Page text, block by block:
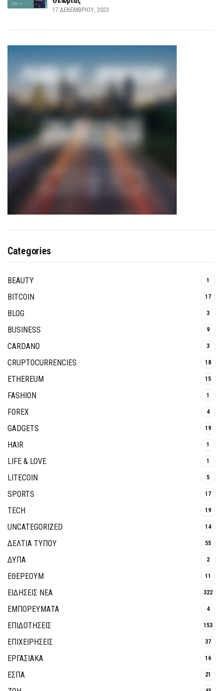
17 ΔΕΚΕΜΒΡΊΟΥ, 2023
Categories
BEAUTY 1
BITCOIN 17
BLOG 3
BUSINESS 9
CARDANO 3
CRUPTOCURRENCIES 18
ETHEREUM 15
FASHION 1
FOREX 4
GADGETS 19
HAIR 1
LIFE & LOVE 1
LITECOIN 5
SPORTS 17
TECH 19
UNCATEGORIZED 14
ΔΕΛΤΙΑ ΤΥΠΟΥ 55
ΔΥΠΑ 2
ΕΘΈΡΕΟΥΜ 11
ΕΙΔΗΣΕΙΣ ΝΕΑ 322
ΕΜΠΟΡΕΥΜΑΤΑ 4
ΕΠΙΔΟΤΗΣΕΙΣ 153
ΕΠΙΧΕΙΡΗΣΕΙΣ 37
ΕΡΓΑΣΙΑΚΑ 16
ΕΣΠΑ 21